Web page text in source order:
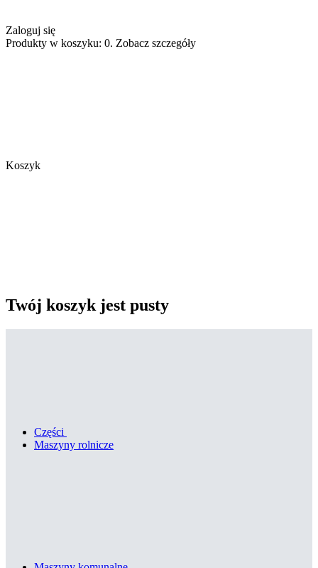
Zaloguj się
Produkty w koszyku: 0. Zobacz szczegóły
Koszyk
Twój koszyk jest pusty
Części
Maszyny rolnicze